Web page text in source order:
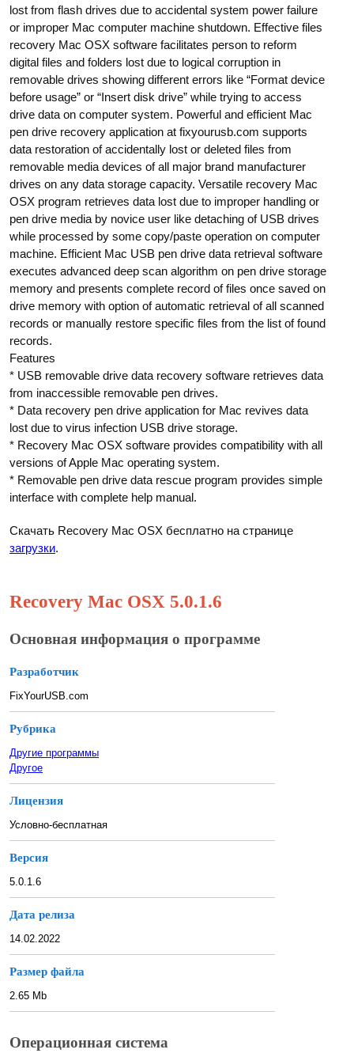
lost from flash drives due to accidental system power failure
or improper Mac computer machine shutdown. Effective files
recovery Mac OSX software facilitates person to reform
digital files and folders lost due to logical corruption in
removable drives showing different errors like “Format device
before usage” or “Insert disk drive” while trying to access
drive data on computer system. Powerful and efficient Mac
pen drive recovery application at fixyourusb.com supports
data restoration of accidentally lost or deleted files from
removable media devices of all major brand manufacturer
drives on any data storage capacity. Versatile recovery Mac
OSX program retrieves data lost due to improper handling or
pen drive media by novice user like detaching of USB drives
while processed by some copy/paste operation on computer
machine. Efficient Mac USB pen drive data retrieval software
executes advanced deep scan algorithm on pen drive storage
memory and presents complete record of files once saved on
drive memory with option of automatic retrieval of all scanned
records or manually restore specific files from the list of found
records.
Features
* USB removable drive data recovery software retrieves data
from inaccessible removable pen drives.
* Data recovery pen drive application for Mac revives data
lost due to virus infection USB drive storage.
* Recovery Mac OSX software provides compatibility with all
versions of Apple Mac operating system.
* Removable pen drive data rescue program provides simple
interface with complete help manual.
Скачать Recovery Mac OSX бесплатно на странице
загрузки.
Recovery Mac OSX 5.0.1.6
Основная информация о программе
Разработчик
FixYourUSB.com
Рубрика
Другие программы
Другое
Лицензия
Условно-бесплатная
Версия
5.0.1.6
Дата релиза
14.02.2022
Размер файла
2.65 Mb
Операционная система